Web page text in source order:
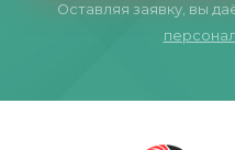
Оставляя заявку, вы